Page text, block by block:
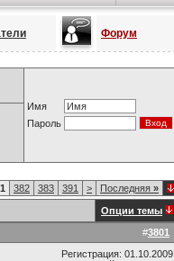
Форум
Имя
Пароль
382 383 391 > Последняя »
Опции темы
#3801
Регистрация: 01.10.2009